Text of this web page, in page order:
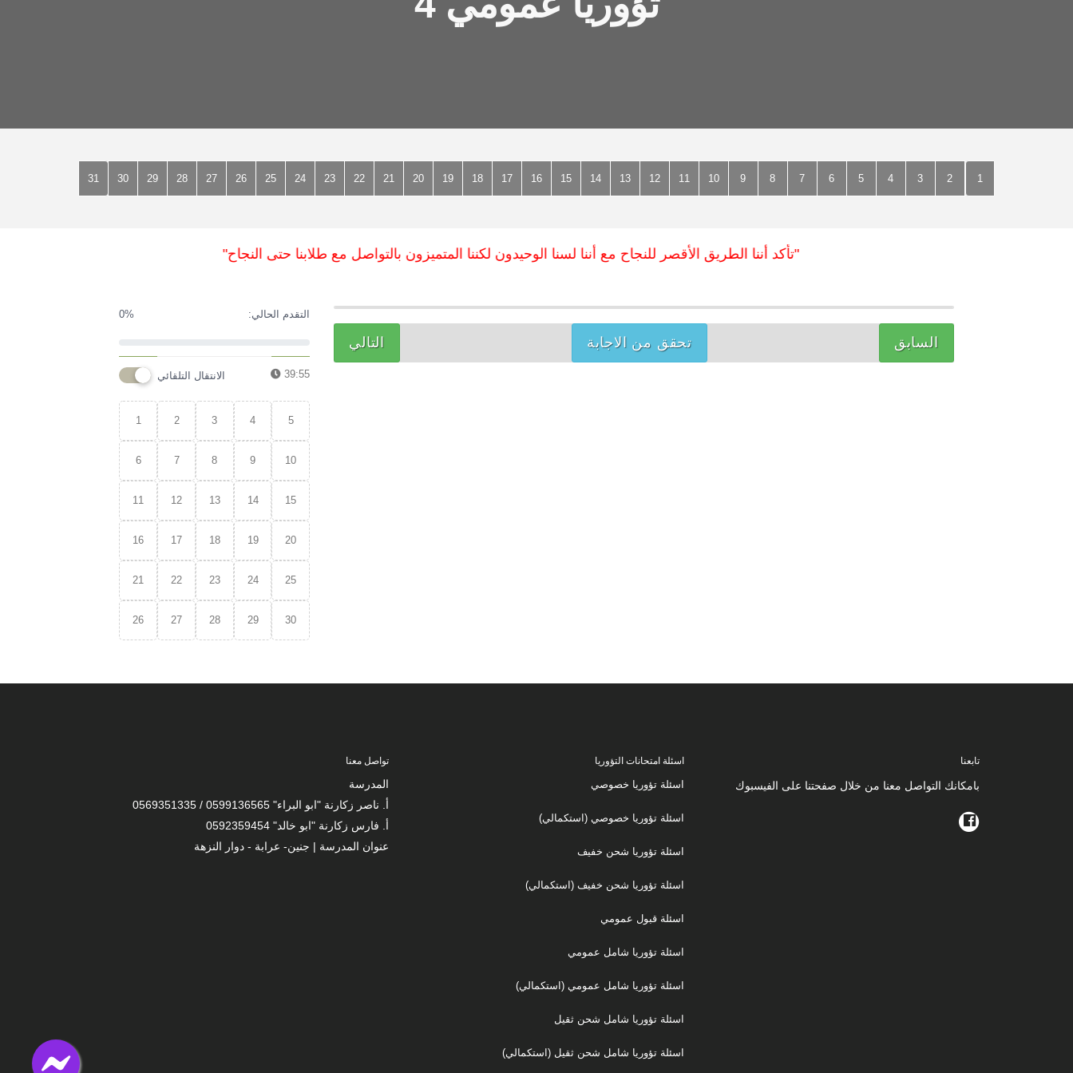
1
2
3
4
5
6
7
8
9
10
11
12
13
14
15
16
17
18
19
20
21
22
23
24
25
26
27
28
29
30
31
"تأكد أننا الطريق الأقصر للنجاح مع أننا لسنا الوحيدون لكننا المتميزون بالتواصل مع طلابنا حتى النجاح"
السابق تحقق من الاجابة التالي
التقدم الحالي: 0%
39:55 الانتقال التلقائي
1 2 3 4 5
6 7 8 9 10
11 12 13 14 15
16 17 18 19 20
21 22 23 24 25
26 27 28 29 30
تواصل معنا
المدرسة
أ. ناصر زكارنة "ابو البراء" 0599136565 / 0569351335
أ. فارس زكارنة "ابو خالد" 0592359454
عنوان المدرسة | جنين- عرابة - دوار النزهة
اسئلة امتحانات التؤوريا
اسئلة تؤوريا خصوصي
اسئلة تؤوريا خصوصي (استكمالي)
اسئلة تؤوريا شحن خفيف
اسئلة تؤوريا شحن خفيف (استكمالي)
اسئلة قبول عمومي
اسئلة تؤوريا شامل عمومي
اسئلة تؤوريا شامل عمومي (استكمالي)
اسئلة تؤوريا شامل شحن ثقيل
اسئلة تؤوريا شامل شحن ثقيل (استكمالي)
تابعنا
بامكانك التواصل معنا من خلال صفحتنا على الفيسبوك